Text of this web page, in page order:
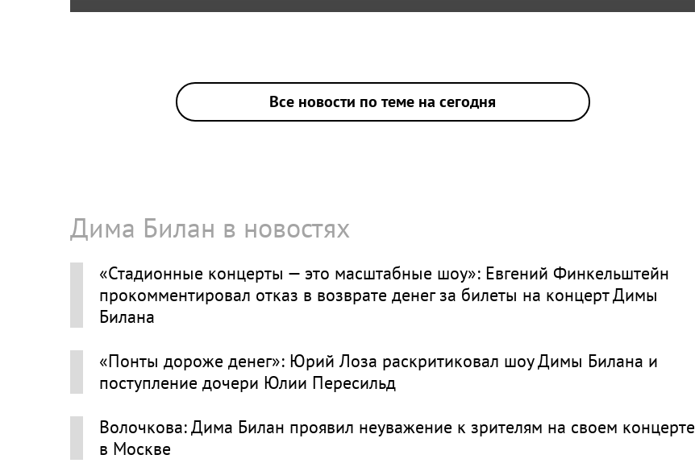
Все новости по теме на сегодня
Дима Билан в новостях
«Стадионные концерты — это масштабные шоу»: Евгений Финкельштейн
прокомментировал отказ в возврате денег за билеты на концерт Димы
Билана
«Понты дороже денег»: Юрий Лоза раскритиковал шоу Димы Билана и
поступление дочери Юлии Пересильд
Волочкова: Дима Билан проявил неуважение к зрителям на своем концерте
в Москве